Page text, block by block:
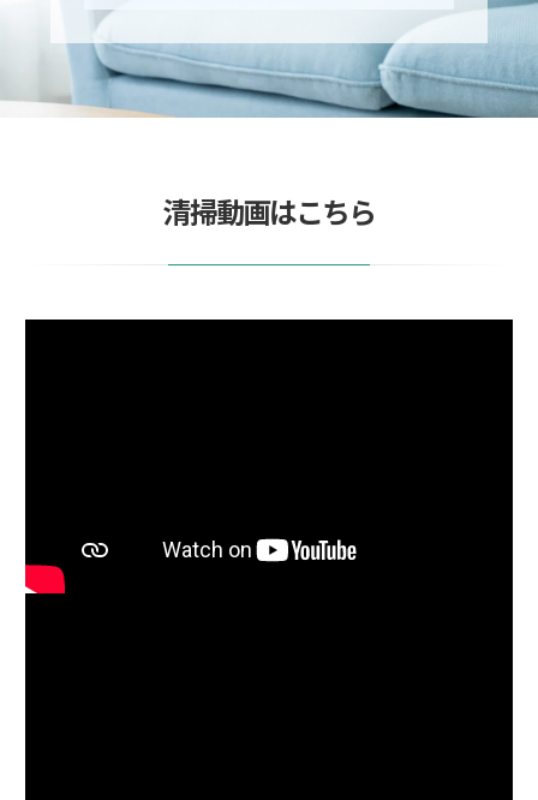
清掃動画はこちら